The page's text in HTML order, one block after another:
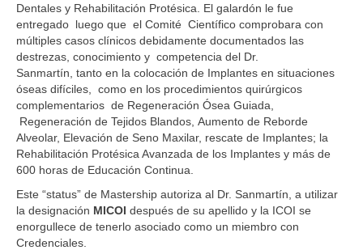
Dentales y Rehabilitación Protésica. El galardón le fue
entregado luego que el Comité Científico comprobara con
múltiples casos clínicos debidamente documentados las
destrezas, conocimiento y competencia del Dr.
Sanmartín, tanto en la colocación de Implantes en situaciones
óseas difíciles, como en los procedimientos quirúrgicos
complementarios de Regeneración Ósea Guiada,
Regeneración de Tejidos Blandos, Aumento de Reborde
Alveolar, Elevación de Seno Maxilar, rescate de Implantes; la
Rehabilitación Protésica Avanzada de los Implantes y más de
600 horas de Educación Continua.
Este “status” de Mastership autoriza al Dr. Sanmartín, a utilizar
la designación MICOI después de su apellido y la ICOI se
enorgullece de tenerlo asociado como un miembro con
Credenciales.